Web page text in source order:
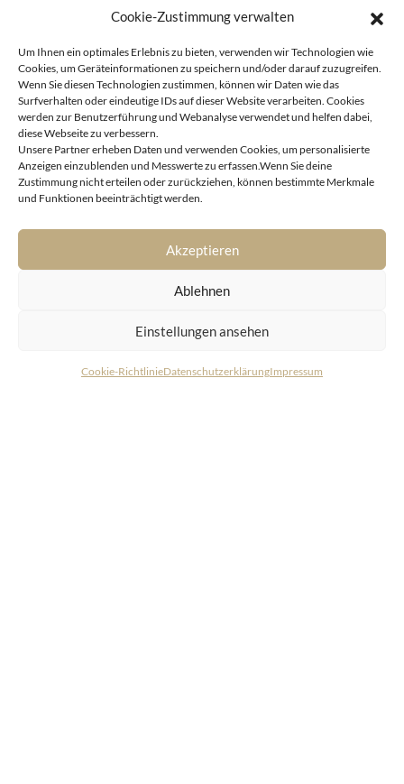
Cookie-Zustimmung verwalten
Um Ihnen ein optimales Erlebnis zu bieten, verwenden wir Technologien wie
Cookies, um Geräteinformationen zu speichern und/oder darauf zuzugreifen.
Wenn Sie diesen Technologien zustimmen, können wir Daten wie das
Surfverhalten oder eindeutige IDs auf dieser Website verarbeiten. Cookies
werden zur Benutzerführung und Webanalyse verwendet und helfen dabei,
diese Webseite zu verbessern.
Unsere Partner erheben Daten und verwenden Cookies, um personalisierte
Anzeigen einzublenden und Messwerte zu erfassen.Wenn Sie deine
Zustimmung nicht erteilen oder zurückziehen, können bestimmte Merkmale
und Funktionen beeinträchtigt werden.
Akzeptieren
Ablehnen
Einstellungen ansehen
Cookie-RichtlinieDatenschutzerklärungImpressum
Kitzbühel